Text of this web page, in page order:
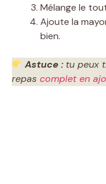
Mélange le
Ajoute la
bien.
Astuce : tu peux
repas complet en